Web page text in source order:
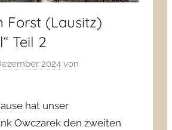
Forst (Lausitz)
Teil 2
2024 von
hat unser
Owczarek den zweiten